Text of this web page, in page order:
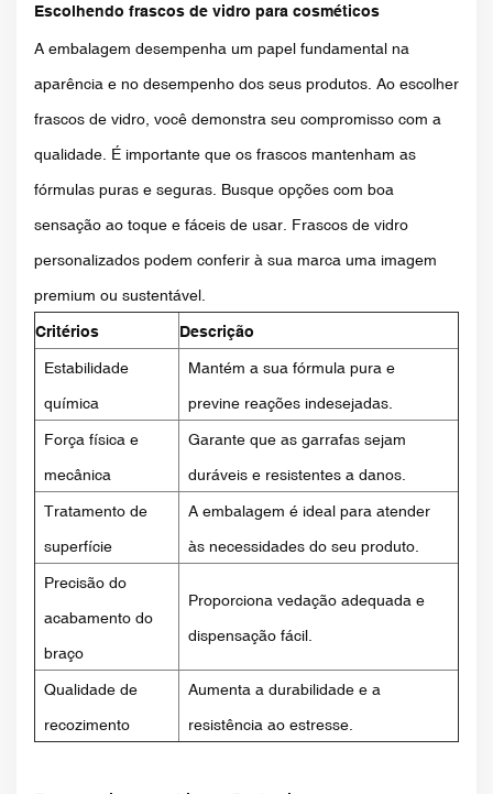
Escolhendo frascos de vidro para cosméticos
A embalagem desempenha um papel fundamental na
aparência e no desempenho dos seus produtos. Ao escolher
frascos de vidro, você demonstra seu compromisso com a
qualidade. É importante que os frascos mantenham as
fórmulas puras e seguras. Busque opções com boa
sensação ao toque e fáceis de usar. Frascos de vidro
personalizados podem conferir à sua marca uma imagem
premium ou sustentável.
Critérios Descrição
Estabilidade
química
Mantém a sua fórmula pura e
previne reações indesejadas.
Força física e
mecânica
Garante que as garrafas sejam
duráveis ​​e resistentes a danos.
Tratamento de
superfície
A embalagem é ideal para atender
às necessidades do seu produto.
Precisão do
acabamento do
braço
Proporciona vedação adequada e
dispensação fácil.
Qualidade de
recozimento
Aumenta a durabilidade e a
resistência ao estresse.